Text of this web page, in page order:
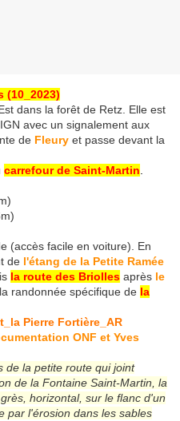
(10_2023)
dans la forêt de Retz. Elle est
avec un signalement aux
de Fleury et passe devant la
carrefour de Saint-Martin
(accès facile en voiture). En
de l'étang de la Petite Ramée
la route des Briolles après le
la randonnée spécifique de la
Pierre Fortière_AR
ONF et Yves
de la petite route qui joint
de la Fontaine Saint-Martin, la
horizontal, sur le flanc d'un
par l'érosion dans les sables